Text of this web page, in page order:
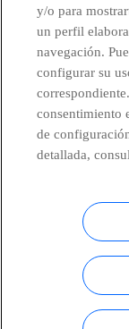
Canal de
Centro Global
Política de cookies
Accesibilidad
Mapa del sitio
y/o para
un perfil
navegación.
configurar su
consentimiento
de
detallada,